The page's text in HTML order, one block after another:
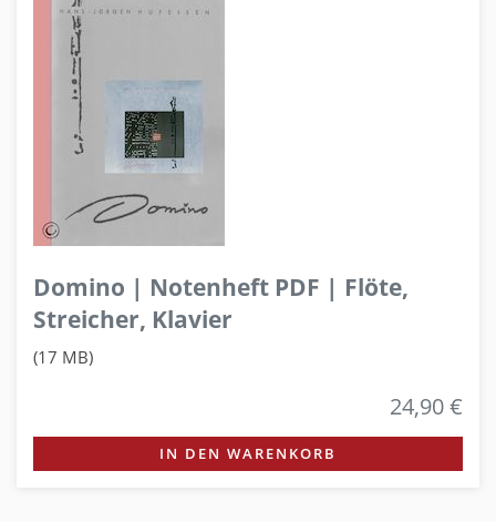
Domino | Notenheft PDF | Flöte,
Streicher, Klavier
(17 MB)
24,90 €
IN DEN WARENKORB